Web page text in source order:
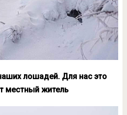
лошадей. Для нас это
местный житель